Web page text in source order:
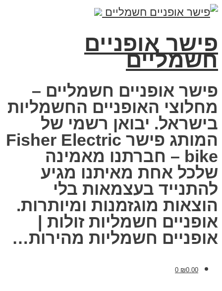
פישר אופניים
חשמליים
פישר אופניים חשמליים –
מחלוצי האופניים החשמליות
בישראל. יבואן רשמי של
המותג פישר Fisher Electric
bike – חברתנו מאמינה
שלכל אחת מאיתנו מגיע
להתנייד בעצמאות בלי
הוצאות מוגזמנות ומיותרות.
אופניים חשמליות זולות |
אופניים חשמליות מהירות…
₪0.00
0